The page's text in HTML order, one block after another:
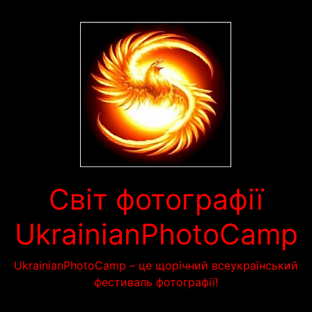
Світ фотографії
UkrainianPhotoCamp
UkrainianPhotoCamp – це щорічний всеукраїнський
фестиваль фотографії!